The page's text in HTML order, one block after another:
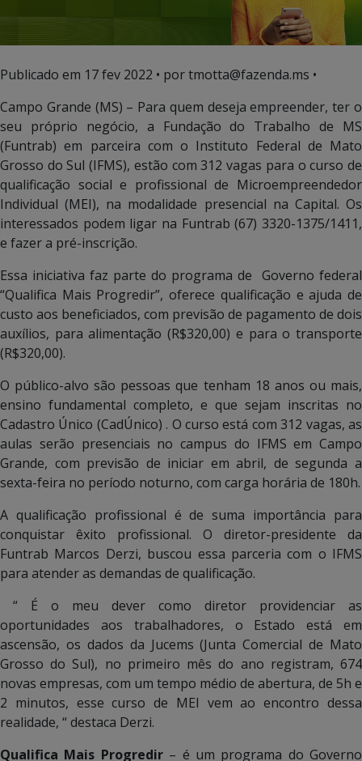
Publicado em 17 fev 2022 • por tmotta@fazenda.ms •
Campo Grande (MS) – Para quem deseja empreender, ter o
seu próprio negócio, a Fundação do Trabalho de MS
(Funtrab) em parceira com o Instituto Federal de Mato
Grosso do Sul (IFMS), estão com 312 vagas para o curso de
qualificação social e profissional de Microempreendedor
Individual (MEI), na modalidade presencial na Capital. Os
interessados podem ligar na Funtrab (67) 3320-1375/1411,
e fazer a pré-inscrição.
Essa iniciativa faz parte do programa de Governo federal
“Qualifica Mais Progredir”, oferece qualificação e ajuda de
custo aos beneficiados, com previsão de pagamento de dois
auxílios, para alimentação (R$320,00) e para o transporte
(R$320,00).
O público-alvo são pessoas que tenham 18 anos ou mais,
ensino fundamental completo, e que sejam inscritas no
Cadastro Único (CadÚnico) . O curso está com 312 vagas, as
aulas serão presenciais no campus do IFMS em Campo
Grande, com previsão de iniciar em abril, de segunda a
sexta-feira no período noturno, com carga horária de 180h.
A qualificação profissional é de suma importância para
conquistar êxito profissional. O diretor-presidente da
Funtrab Marcos Derzi, buscou essa parceria com o IFMS
para atender as demandas de qualificação.
“ É o meu dever como diretor providenciar as
oportunidades aos trabalhadores, o Estado está em
ascensão, os dados da Jucems (Junta Comercial de Mato
Grosso do Sul), no primeiro mês do ano registram, 674
novas empresas, com um tempo médio de abertura, de 5h e
2 minutos, esse curso de MEI vem ao encontro dessa
realidade, “ destaca Derzi.
Qualifica Mais Progredir– é um programa do Governo